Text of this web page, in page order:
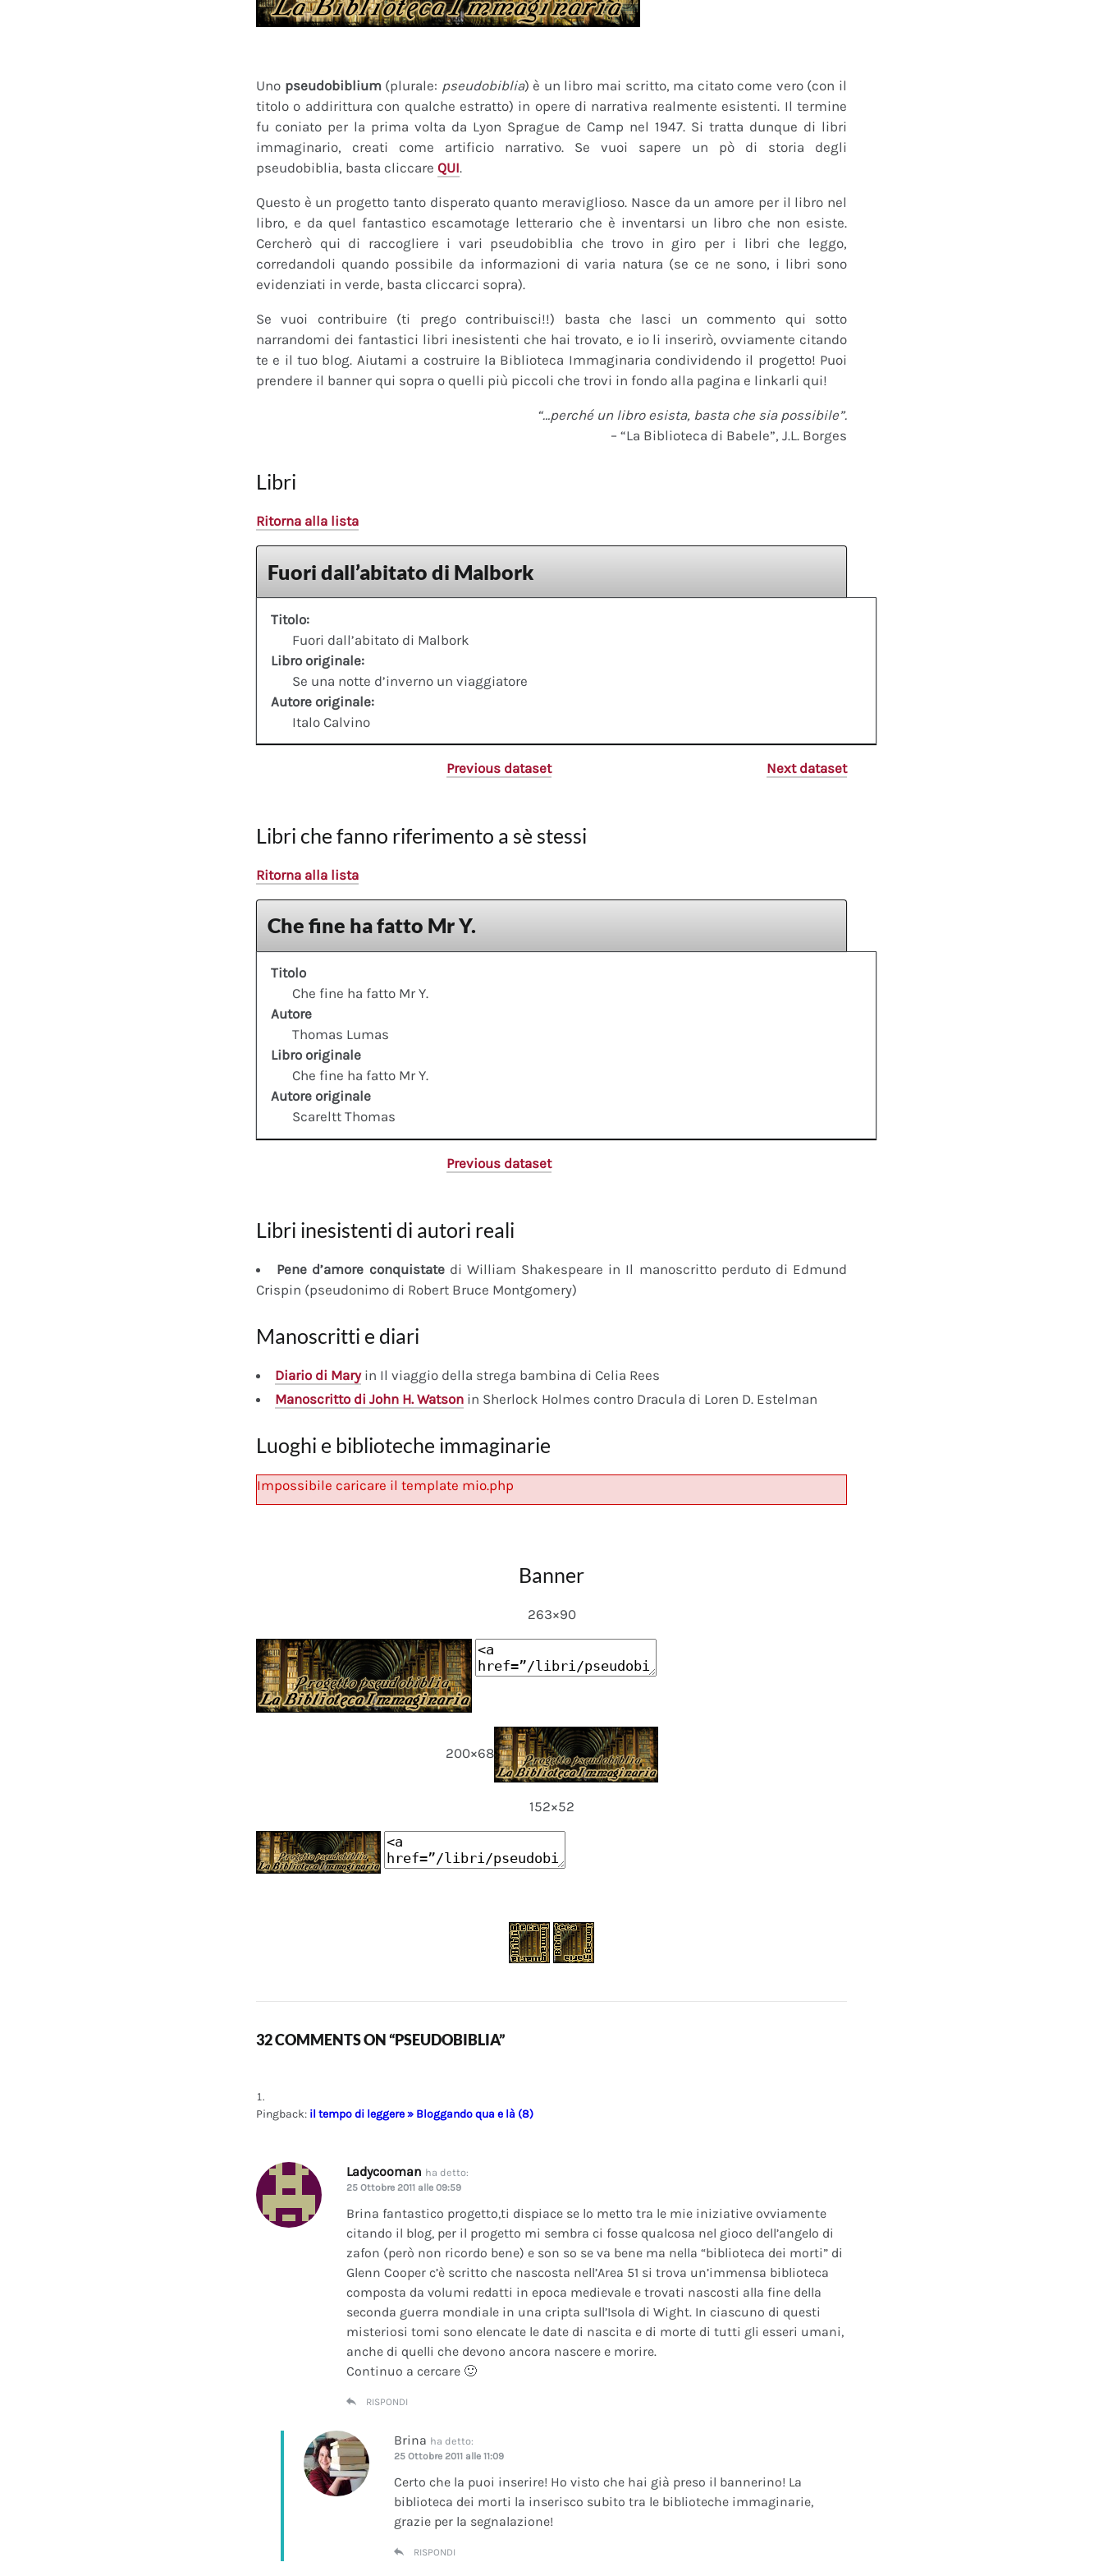
Uno pseudobiblium(plurale: pseudobiblia) è un libro mai scritto, ma citato come vero (con il
titolo o addirittura con qualche estratto) in opere di narrativa realmente esistenti. Il termine
fu coniato per la prima volta da Lyon Sprague de Camp nel 1947. Si tratta dunque di libri
immaginario, creati come artificio narrativo. Se vuoi sapere un pò di storia degli
pseudobiblia, basta cliccare QUI.
Questo è un progetto tanto disperato quanto meraviglioso. Nasce da un amore per il libro nel
libro, e da quel fantastico escamotage letterario che è inventarsi un libro che non esiste.
Cercherò qui di raccogliere i vari pseudobiblia che trovo in giro per i libri che leggo,
corredandoli quando possibile da informazioni di varia natura (se ce ne sono, i libri sono
evidenziati in verde, basta cliccarci sopra).
Se vuoi contribuire (ti prego contribuisci!!) basta che lasci un commento qui sotto
narrandomi dei fantastici libri inesistenti che hai trovato, e io li inserirò, ovviamente citando
te e il tuo blog. Aiutami a costruire la Biblioteca Immaginaria condividendo il progetto! Puoi
prendere il banner qui sopra o quelli più piccoli che trovi in fondo alla pagina e linkarli qui!
“…perché un libro esista, basta che sia possibile”.
– “La Biblioteca di Babele”, J.L. Borges
Libri
Ritorna alla lista
Fuori dall’abitato di Malbork
Titolo:
Fuori dall’abitato di Malbork
Libro originale:
Se una notte d’inverno un viaggiatore
Autore originale:
Italo Calvino
Previous dataset Next dataset
Libri che fanno riferimento a sè stessi
Ritorna alla lista
Che fine ha fatto Mr Y.
Titolo
Che fine ha fatto Mr Y.
Autore
Thomas Lumas
Libro originale
Che fine ha fatto Mr Y.
Autore originale
Scareltt Thomas
Previous dataset
Libri inesistenti di autori reali
Pene d’amore conquistatedi William Shakespeare in Il manoscritto perduto di Edmund
Crispin (pseudonimo di Robert Bruce Montgomery)
Manoscritti e diari
Diario di Maryin Il viaggio della strega bambina di Celia Rees
Manoscritto di John H. Watson in Sherlock Holmes contro Dracula di Loren D. Estelman
Luoghi e biblioteche immaginarie
Impossibile caricare il template mio.php
Banner
263×90
200×68
152×52
32 COMMENTS ON “PSEUDOBIBLIA”
Pingback: il tempo di leggere » Bloggando qua e là (8)
Ladycooman ha detto:
25 Ottobre 2011 alle 09:59
Brina fantastico progetto,ti dispiace se lo metto tra le mie iniziative ovviamente
citando il blog, per il progetto mi sembra ci fosse qualcosa nel gioco dell’angelo di
zafon (però non ricordo bene) e son so se va bene ma nella “biblioteca dei morti” di
Glenn Cooper c’è scritto che nascosta nell’Area 51 si trova un’immensa biblioteca
composta da volumi redatti in epoca medievale e trovati nascosti alla fine della
seconda guerra mondiale in una cripta sull’Isola di Wight. In ciascuno di questi
misteriosi tomi sono elencate le date di nascita e di morte di tutti gli esseri umani,
anche di quelli che devono ancora nascere e morire.
Continuo a cercare 🙂
RISPONDI
Brina ha detto:
25 Ottobre 2011 alle 11:09
Certo che la puoi inserire! Ho visto che hai già preso il bannerino! La
biblioteca dei morti la inserisco subito tra le biblioteche immaginarie,
grazie per la segnalazione!
RISPONDI